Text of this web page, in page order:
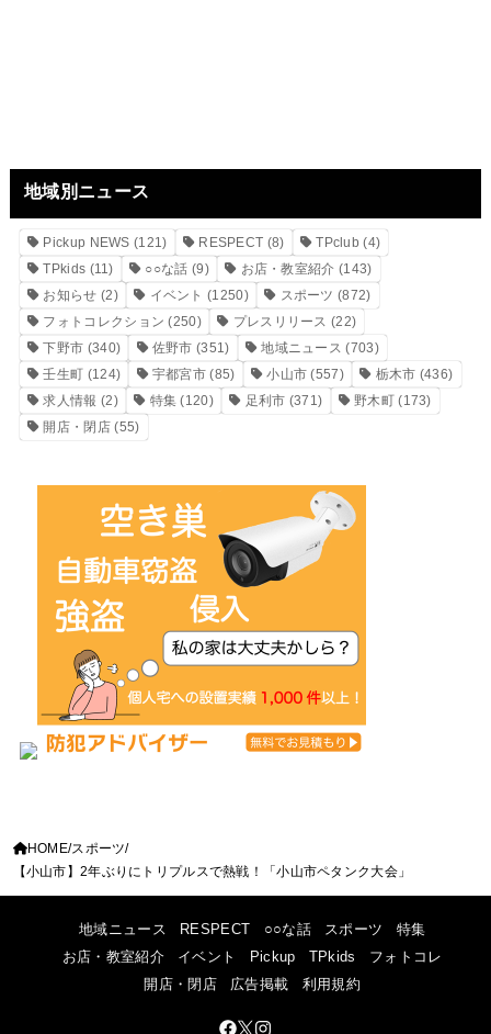
地域別ニュース
Pickup NEWS (121) RESPECT (8) TPclub (4)
TPkids (11) ○○な話 (9) お店・教室紹介 (143)
お知らせ (2) イベント (1250) スポーツ (872)
フォトコレクション (250) プレスリリース (22)
下野市 (340) 佐野市 (351) 地域ニュース (703)
壬生町 (124) 宇都宮市 (85) 小山市 (557) 栃木市 (436)
求人情報 (2) 特集 (120) 足利市 (371) 野木町(173)
開店・閉店(55)
HOME スポーツ
【小山市】2年ぶりにトリプルスで熱戦！「小山市ペタンク大会」
地域ニュース RESPECT ○○な話 スポーツ
特集
お店・教室紹介
イベント Pickup TPkids
フォトコレ
開店・閉店
広告掲載 利用規約